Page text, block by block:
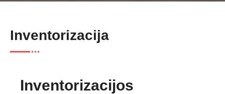
Inventorizacija
Inventorizacijos